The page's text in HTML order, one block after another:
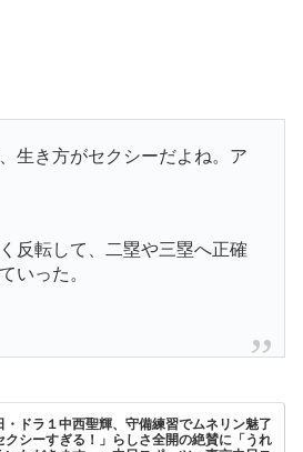
生き方がセクシーだよね。ア
反転して、二塁や三塁へ正確
いった。
・ドラ１中西聖輝、守備練習でムネリン魅了
クシーすぎる！」らしさ全開の絶賛に「うれ